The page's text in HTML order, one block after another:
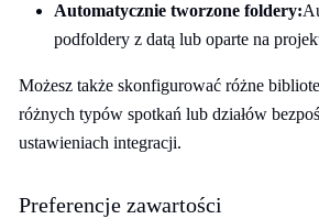
Automatycznie tworzone foldery:
podfoldery z datą lub oparte na
Możesz także skonfigurować różne
różnych typów spotkań lub działów
ustawieniach integracji.
Preferencje zawartości